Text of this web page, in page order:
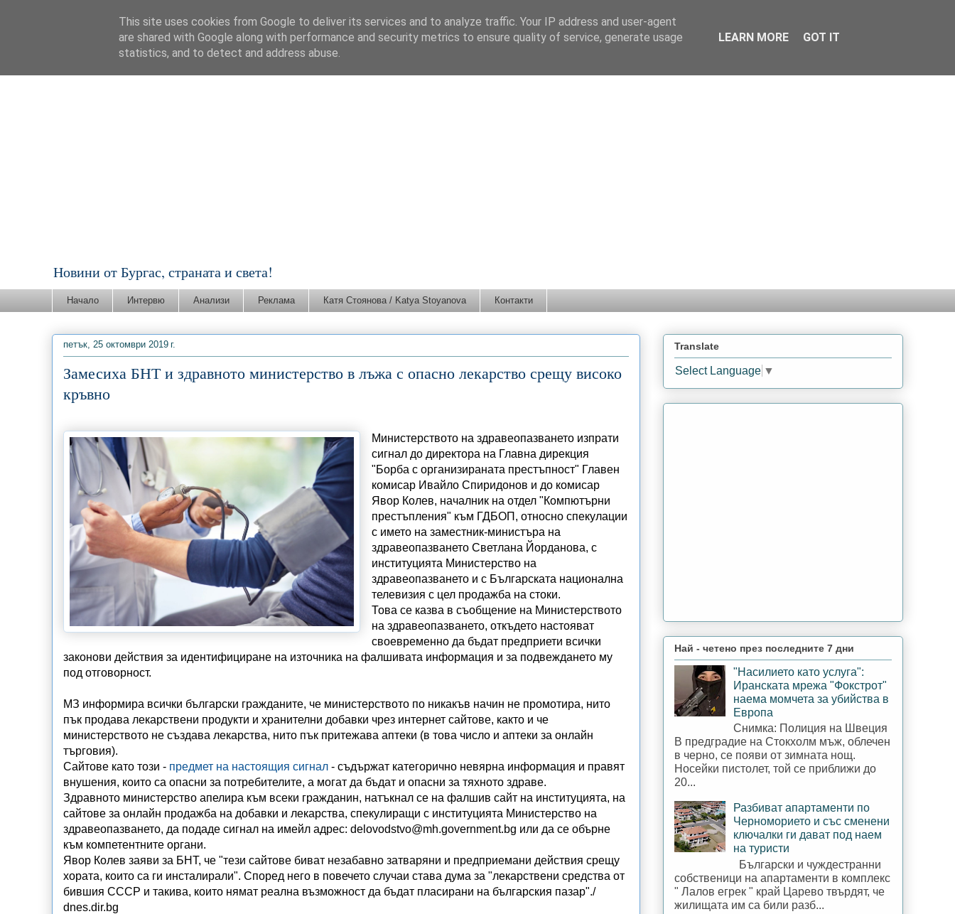
Новини от Бургас, страната и света!
Начало Интервю Анализи Реклама Катя Стоянова / Katya Stoyanova Контакти
петък, 25 октомври 2019 г.
Замесиха БНТ и здравното министерство в лъжа с опасно лекарство срещу високо
кръвно
Министерството на здравеопазването изпрати
сигнал до директора на Главна дирекция
"Борба с организираната престъпност" Главен
комисар Ивайло Спиридонов и до комисар
Явор Колев, началник на отдел "Компютърни
престъпления" към ГДБОП, относно спекулации
с името на заместник-министъра на
здравеопазването Светлана Йорданова, с
институцията Министерство на
здравеопазването и с Българската национална
телевизия с цел продажба на стоки.
Това се казва в съобщение на Министерството
на здравеопазването, откъдето настояват
своевременно да бъдат предприети всички
законови действия за идентифициране на източника на фалшивата информация и за подвеждането му
под отговорност.
МЗ информира всички български гражданите, че министерството по никакъв начин не промотира, нито
пък продава лекарствени продукти и хранителни добавки чрез интернет сайтове, както и че
министерството не създава лекарства, нито пък притежава аптеки (в това число и аптеки за онлайн
търговия).
Сайтове като този - предмет на настоящия сигнал - съдържат категорично невярна информация и правят
внушения, които са опасни за потребителите, а могат да бъдат и опасни за тяхното здраве.
Здравното министерство апелира към всеки гражданин, натъкнал се на фалшив сайт на институцията, на
сайтове за онлайн продажба на добавки и лекарства, спекулиращи с институцията Министерство на
здравеопазването, да подаде сигнал на имейл адрес: delovodstvo@mh.government.bg или да се обърне
към компетентните органи.
Явор Колев заяви за БНТ, че "тези сайтове биват незабавно затваряни и предприемани действия срещу
хората, които са ги инсталирали". Според него в повечето случаи става дума за "лекарствени средства от
бившия СССР и такива, които нямат реална възможност да бъдат пласирани на българския пазар"./
dnes.dir.bg
Translate
Select Language ▼
Най - четено през последните 7 дни
"Насилието като услуга":
Иранската мрежа "Фокстрот"
наема момчета за убийства в
Европа
Снимка: Полиция на Швеция
В предградие на Стокхолм мъж, облечен
в черно, се появи от зимната нощ.
Носейки пистолет, той се приближи до
20...
Разбиват апартаменти по
Черноморието и със сменени
ключалки ги дават под наем
на туристи
Български и чуждестранни
собственици на апартаменти в комплекс
" Лалов егрек " край Царево твърдят, че
жилищата им са били разб...
This site uses cookies from Google to deliver its services and to analyze traffic. Your IP address and user-agent
are shared with Google along with performance and security metrics to ensure quality of service, generate usage
statistics, and to detect and address abuse.
LEARN MORE GOT IT